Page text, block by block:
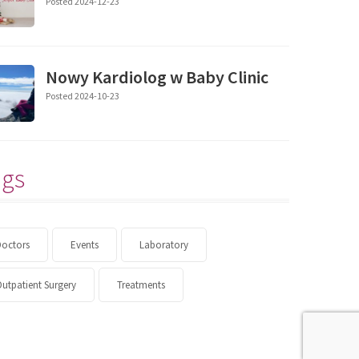
Nowy Kardiolog w Baby Clinic
Posted 2024-10-23
Events Laboratory
Surgery Treatments